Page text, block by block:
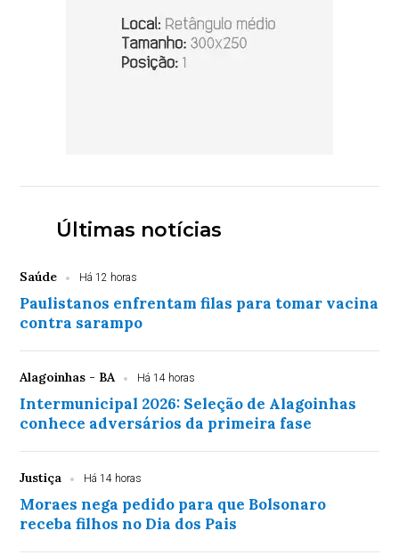
Últimas notícias
Saúde Há 12 horas
Paulistanos enfrentam filas para tomar vacina
contra sarampo
Alagoinhas - BA Há 14 horas
Intermunicipal 2026: Seleção de Alagoinhas
conhece adversários da primeira fase
Justiça Há 14 horas
Moraes nega pedido para que Bolsonaro
receba filhos no Dia dos Pais